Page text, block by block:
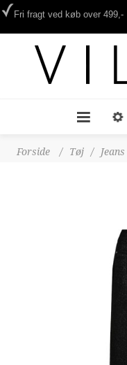
Fri fragt ved køb over 499,-
Forside / Tøj / Jeans